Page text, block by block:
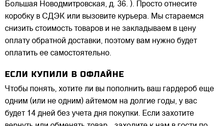
Большая Новодмитровская, д. 36. ). Просто отнесите
коробку в СДЭК или вызовите курьера. Мы стараемся
снизить стоимость товаров и не закладываем в цену
оплату обратной доставки, поэтому вам нужно будет
оплатить ее самостоятельно.
ЕСЛИ КУПИЛИ В ОФЛАЙНЕ
Чтобы понять, хотите ли вы пополнить ваш гардероб еще
одним (или не одним) айтемом на долгие годы, у вас
будет 14 дней без учета дня покупки. Если захотите